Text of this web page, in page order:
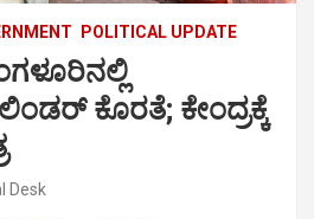
POLITICAL UPDATE
ಕೊರತೆ; ಕೇಂದ್ರಕ್ಕೆ
Desk